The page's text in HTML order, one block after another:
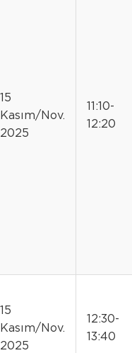
15
Kasım/Nov.
2025
11:10-
12:20
15
Kasım/Nov.
2025
12:30-
13:40